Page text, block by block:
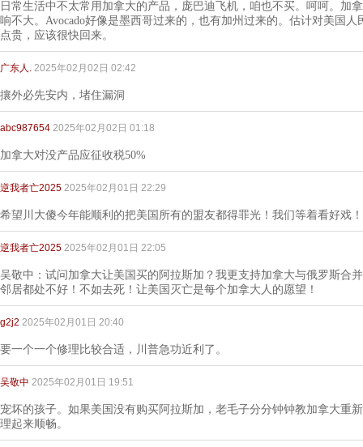
日常生活中不太常用加拿大的产品，庞巴迪飞机，咱也不买。呵呵。加
响不大。Avocado好像是墨西哥过来的，也有加州过来的。估计对美国
点贵，应该很快回来。
广东人. 2025年02月02日 02:42
攘外必先安内，堵住漏洞
abc987654 2025年02月02日 01:18
加拿大对没产品应征收税50%
逆我者亡2025 2025年02月01日 22:29
希望川大傻今年能顺利的把美国所有的盟友都得罪光！我们等着看好戏！
逆我者亡2025 2025年02月01日 22:05
吴敬中：试问加拿大让美国买的阿拉斯加？我更支持加拿大与俄罗斯合
邻居都处不好！不如去死！让美国灭亡是每个加拿大人的愿望！
g2j2 2025年02月01日 20:40
要一个一个修理比较合适，川普急功近利了。
吴敬中 2025年02月01日 19:51
宠坏的孩子。如果美国没有购买阿拉斯加，老毛子分分钟钟教加拿大重
理起来顺畅。